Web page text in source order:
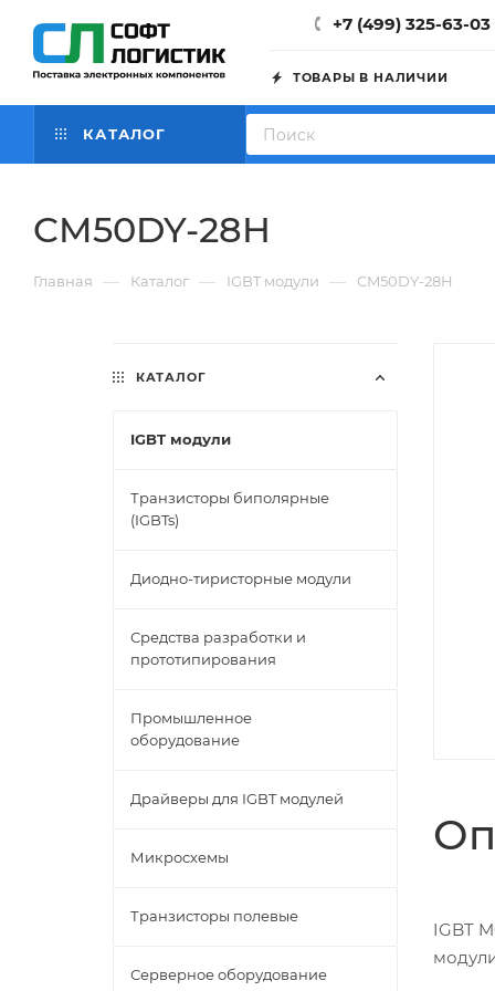
+7 (499) 325-63-03
ТОВАРЫ В НАЛИЧИИ
КАТАЛОГ
CM50DY-28H
Главная — Каталог — IGBT модули — CM50DY-28H
IGBT
КАТАЛОГ
IGBT модули
Транзисторы биполярные
(IGBTs)
Диодно-тиристорные модули
Средства разработки и
прототипирования
Промышленное
оборудование
Драйверы для IGBT модулей
Микросхемы
Транзисторы полевые
Серверное оборудование